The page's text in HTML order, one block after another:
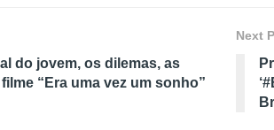
do jovem, os dilemas, as
“Era uma vez um sonho”
Next